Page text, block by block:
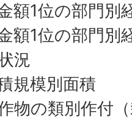
額1位の部門別
額1位の部門別
況
規模別面積
物の類別作付